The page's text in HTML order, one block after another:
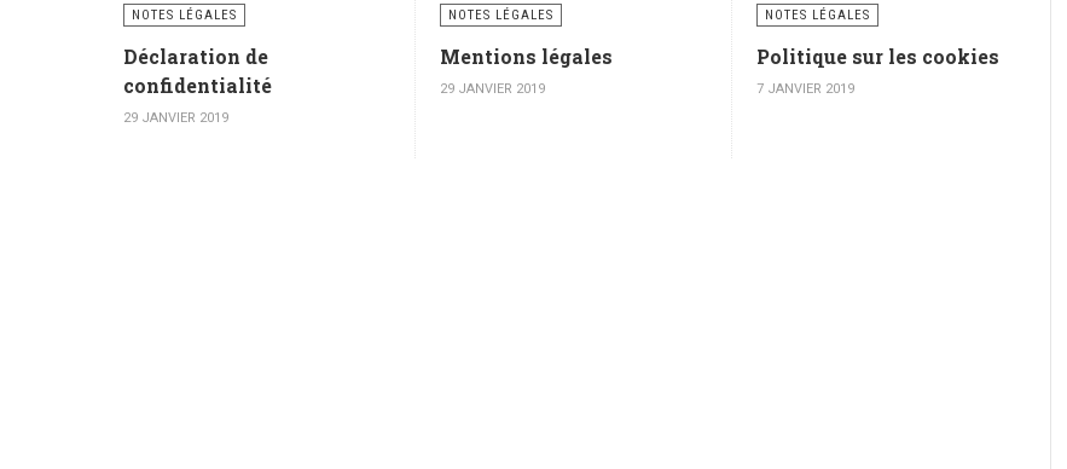
NOTES LÉGALES
Déclaration de
confidentialité
29 JANVIER 2019
NOTES LÉGALES
Mentions légales
29 JANVIER 2019
NOTES LÉGALES
Politique sur les cookies
7 JANVIER 2019